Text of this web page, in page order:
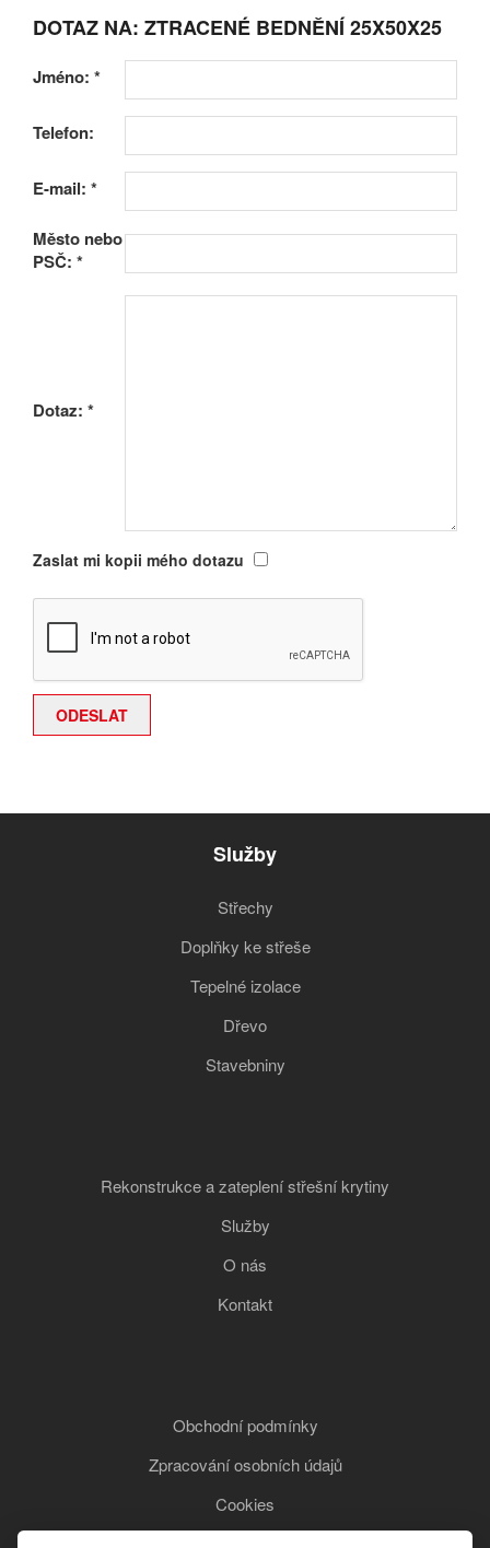
DOTAZ NA: ZTRACENÉ BEDNĚNÍ 25X50X25
Jméno: *
Telefon:
E-mail: *
Město nebo
PSČ: *
Dotaz: *
Zaslat mi kopii mého dotazu
Služby
Střechy
Doplňky ke střeše
Tepelné izolace
Dřevo
Stavebniny
Rekonstrukce a zateplení střešní krytiny
Služby
O nás
Kontakt
Obchodní podmínky
Zpracování osobních údajů
Cookies